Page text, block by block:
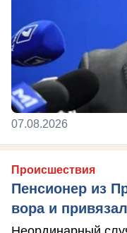
07.08.2026
Происшествия
Пенсионер из
вора и